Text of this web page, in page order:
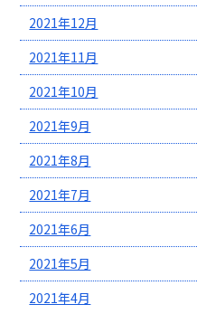
2021年12月
2021年11月
2021年10月
2021年9月
2021年8月
2021年7月
2021年6月
2021年5月
2021年4月